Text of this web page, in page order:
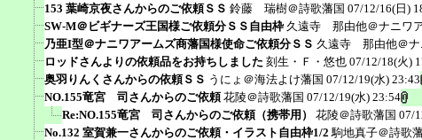
153 葉崎京夜さんからのご依頼ＳＳ 鈴藤 瑞樹＠詩歌藩国 07/12/16(日)
SW-M＠ビギナーズ王国様ご依頼分ＳＳ自由枠 久遠寺 那由他＠ナニワ
乃亜I型＠ナニワアームズ商藩国様使命ご依頼分ＳＳ 久遠寺 那由他＠ナ
ロッドさんよりの依頼品をお持ちしました 刻生・Ｆ・悠也 07/12/18(火)
奥羽りんくさんからの依頼ＳＳ うにょ＠海法よけ藩国 07/12/19(水) 23:43
NO.155竜宮 司さんからのご依頼 花陵＠詩歌藩国 07/12/19(水) 23:54
Re:NO.155竜宮 司さんからのご依頼（携帯用）
花陵＠詩歌藩国 07/
No.132 室賀兼一さんからのご依頼・イラスト自由枠1/2 駒地真子＠詩歌